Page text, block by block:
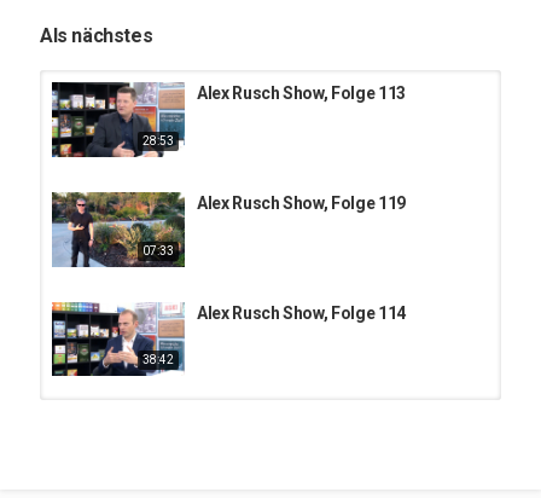
Als nächstes
28:53
Alex Rusch Show, Folge 113
07:33
Alex Rusch Show, Folge 119
38:42
Alex Rusch Show, Folge 114